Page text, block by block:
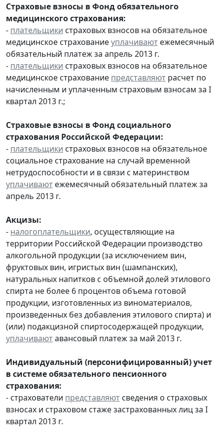
Страховые взносы в Фонд обязательного
медицинского страхования:
- плательщики страховых взносов на обязательное
медицинское страхованиеуплачивают ежемесячный
обязательный платеж за апрель 2013 г.
- плательщики страховых взносов на обязательное
медицинское страхование представляют расчет по
начисленным и уплаченным страховым взносам за I
квартал 2013 г.;
Страховые взносы в Фонд социального
страхования Российской Федерации:
- плательщики страховых взносов на обязательное
социальное страхование на случай временной
нетрудоспособности и в связи с материнством
уплачивают ежемесячный обязательный платеж за
апрель 2013 г.
Акцизы:
- налогоплательщики, осуществляющие на
территории Российской Федерации производство
алкогольной продукции (за исключением вин,
фруктовых вин, игристых вин (шампанских),
натуральных напитков с объемной долей этилового
спирта не более 6 процентов объема готовой
продукции, изготовленных из виноматериалов,
произведенных без добавления этилового спирта) и
(или) подакцизной спиртосодержащей продукции,
уплачиваютавансовый платеж за май 2013 г.
Индивидуальный (персонифицированный) учет
в системе обязательного пенсионного
страхования:
- страхователи представляют сведения о страховых
взносах и страховом стаже застрахованных лиц за I
квартал 2013 г.